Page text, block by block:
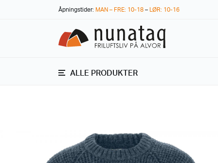
Åpningstider: MAN – FRE: 10-18 – LØR: 10-16
ALLE PRODUKTER